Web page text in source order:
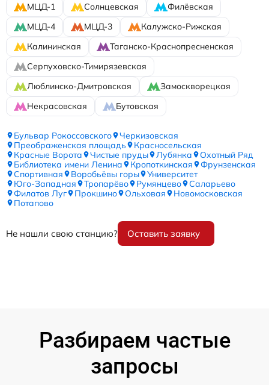
МЦД-1
Солнцевская
Филёвская
МЦД-4
МЦД-3
Калужско-Рижская
Калининская
Таганско-Краснопресненская
Серпуховско-Тимирязевская
Люблинско-Дмитровская
Замоскворецкая
Некрасовская
Бутовская
Бульвар Рокоссовского
Черкизовская
Преображенская площадь
Красносельская
Красные Ворота
Чистые пруды Лубянка
Охотный Ряд
Библиотека имени Ленина
Кропоткинская
Фрунзенская
Спортивная
Воробьёвы горы
Университет
Юго-Западная
Тропарёво Румянцево
Саларьево
Филатов Луг
Прокшино Ольховая
Новомосковская
Потапово
Не нашли свою станцию? Оставить заявку
Разбираем частые
запросы